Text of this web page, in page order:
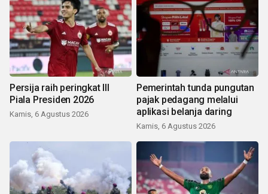
Persija raih peringkat III
Piala Presiden 2026
Kamis, 6 Agustus 2026
Pemerintah tunda pungutan
pajak pedagang melalui
aplikasi belanja daring
Kamis, 6 Agustus 2026